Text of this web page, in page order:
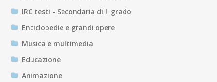
IRC testi - Secondaria di II grado
Enciclopedie e grandi opere
Musica e multimedia
Educazione
Animazione